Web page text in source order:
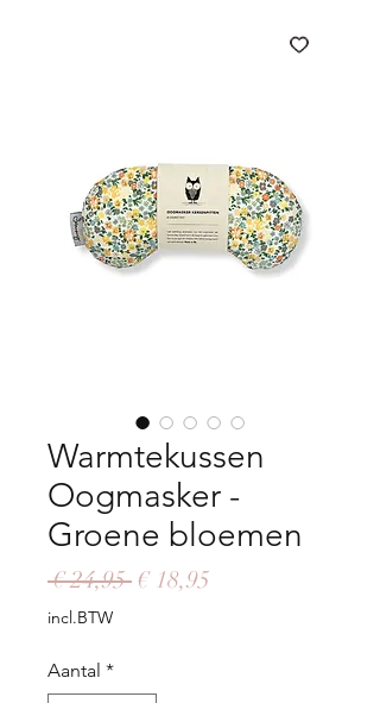
Warmtekussen
Oogmasker -
Groene bloemen
€ 24,95 Normale
€ 18,95
incl.BTW
Aantal *